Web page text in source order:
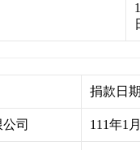
捐款日期
司 111年1